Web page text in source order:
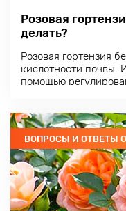
Розовая
делать?
Розовая гортензия
кислотности почвы.
помощью
поддерживать
между 6 и 6,5.
ВОПРОСЫ И ОТВЕТЫ